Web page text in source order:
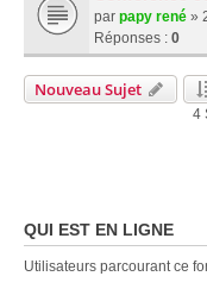
par papy rené »
Réponses : 0
Nouveau Sujet
4
QUI EST EN LIGNE
Utilisateurs parcourant ce